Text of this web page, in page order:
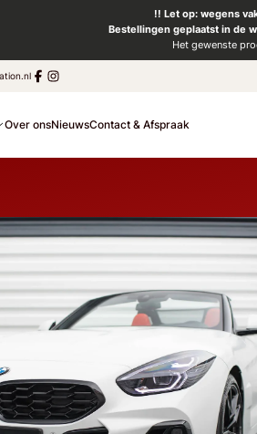
!! Let op: wegens
Bestellingen geplaatst in de
Het gewenste
Over onsNieuwsContact & Afspraak